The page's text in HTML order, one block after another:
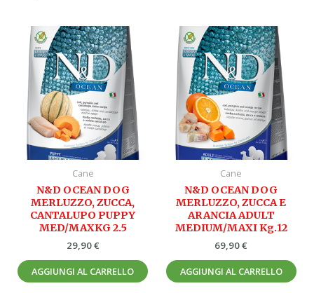
Cane
N&D OCEAN DOG
MERLUZZO, ZUCCA,
CANTALUPO PUPPY
MED/MAXKG 2.5
29,90€
AGGIUNGI AL CARRELLO
Cane
N&D OCEAN DOG
MERLUZZO, ZUCCA E
ARANCIA ADULT
MEDIUM/MAXI Kg.12
69,90€
AGGIUNGI AL CARRELLO